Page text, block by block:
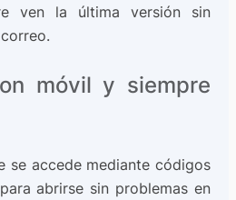
ven la última versión sin
móvil y siempre
se accede mediante códigos
abrirse sin problemas en